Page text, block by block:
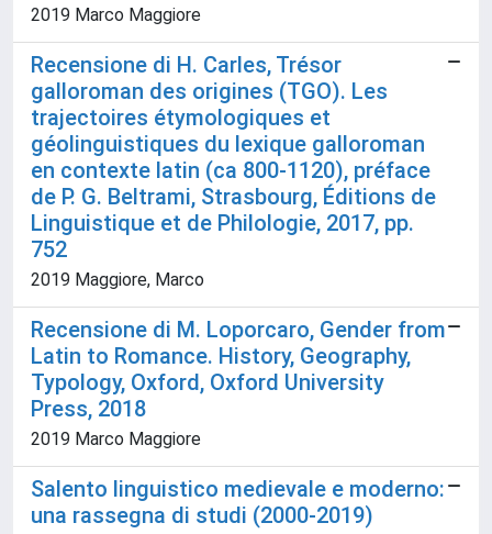
2019 Marco Maggiore
Recensione di H. Carles, Trésor
galloroman des origines (TGO). Les
trajectoires étymologiques et
géolinguistiques du lexique galloroman
en contexte latin (ca 800-1120), préface
de P. G. Beltrami, Strasbourg, Éditions de
Linguistique et de Philologie, 2017, pp.
752
2019 Maggiore, Marco
Recensione di M. Loporcaro, Gender from
Latin to Romance. History, Geography,
Typology, Oxford, Oxford University
Press, 2018
2019 Marco Maggiore
Salento linguistico medievale e moderno:
una rassegna di studi (2000-2019)